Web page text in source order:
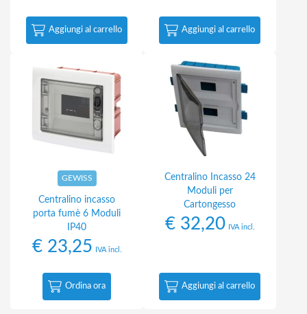
Aggiungi al carrello Aggiungi al carrello
GEWISS
Centralino incasso
porta fumè 6 Moduli
IP40
€23,25 IVA incl.
Ordina ora
Centralino Incasso 24
Moduli per
Cartongesso
€32,20 IVA incl.
Aggiungi al carrello